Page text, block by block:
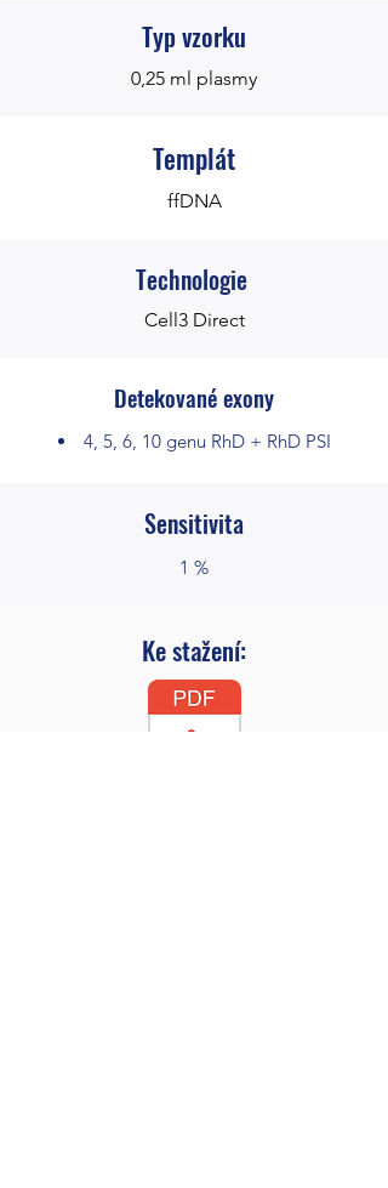
Typ vzorku
0,25 ml plasmy
Templát
ffDNA
Technologie
Cell3 Direct
Detekované exony
4, 5, 6, 10 genu RhD + RhD PSI
Sensitivita
1 %
Ke stažení: